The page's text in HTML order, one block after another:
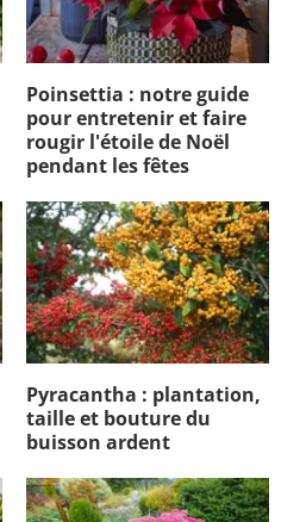
Poinsettia : notre guide
pour entretenir et faire
rougir l'étoile de Noël
pendant les fêtes
Pyracantha : plantation,
taille et bouture du
buisson ardent